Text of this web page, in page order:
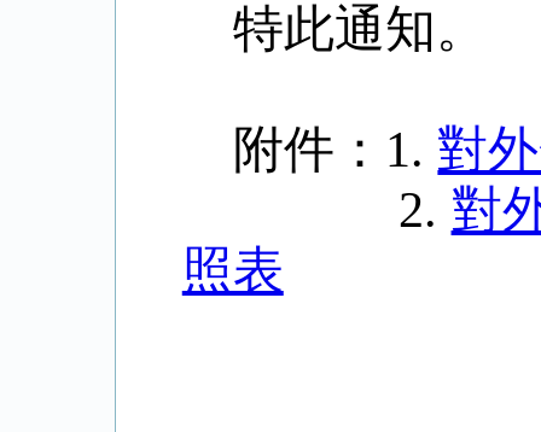
特此通知。
附件： 1. 對
2. 對
照表